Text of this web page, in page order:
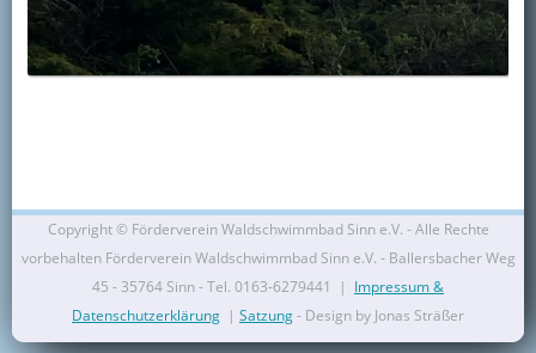
Copyright © Förderverein Waldschwimmbad Sinn e.V. - Alle Rechte
vorbehalten Förderverein Waldschwimmbad Sinn e.V. - Ballersbacher Weg
45 - 35764 Sinn - Tel. 0163-6279441 | Impressum &
Datenschutzerklärung | Satzung- Design by Jonas Sträßer